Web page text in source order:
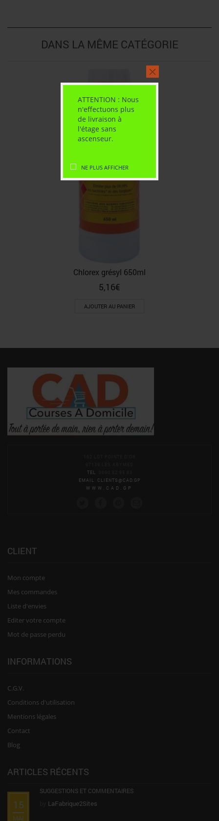
ATTENTION : Nous
n'effectuons plus
de livraison à
l'étage sans
ascenseur.
NE PLUS AFFICHER
DANS LA MÊME CATÉGORIE
Chlorex grésyl 650ml
5,16€
AJOUTER AU PANIER
TEL
EMAIL
CLIENTS@CAD.GP
WWW.CAD.GP
CLIENT
Mon compte
Mes commandes
Liste d'envies
Editer votre compte
Mot de passe perdu
INFORMATIONS
C.G.V.
Conditions d'utilisation
Mentions légales
Contact
Blog
ARTICLES RÉCENTS
15
MAI
SUGGESTIONS ET COMMENTAIRES
LaFabrique2Sites